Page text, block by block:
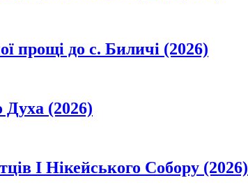
прощі до с. Биличі (2026)
Духа (2026)
І Нікейського Собору (2026)